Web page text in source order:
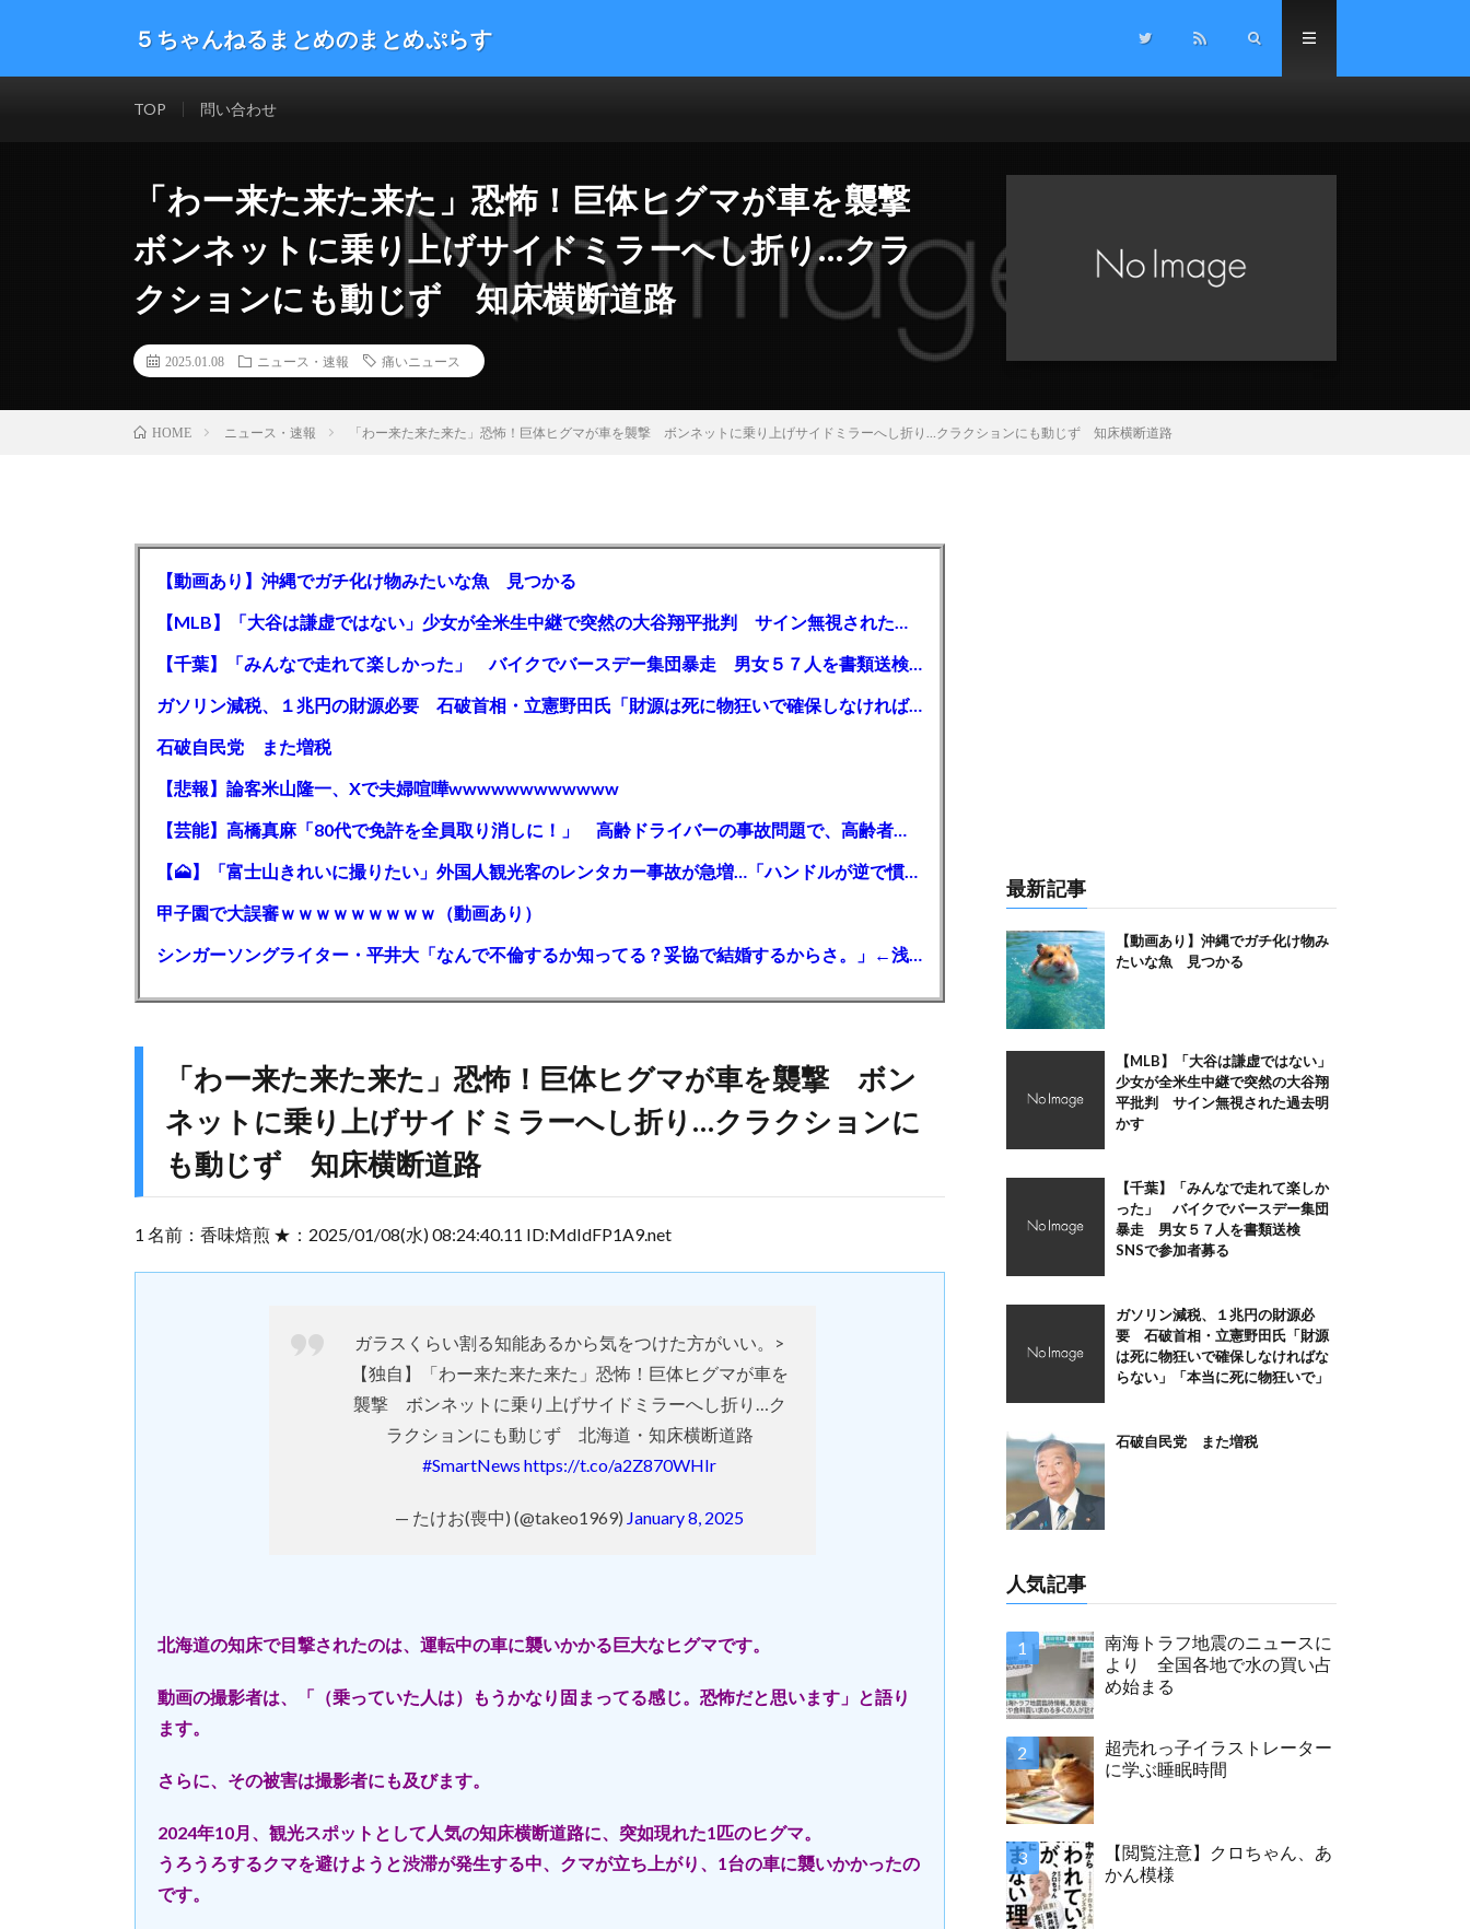
５ちゃんねるまとめのまとめぷらす
した。ネタ・速報 エンタメ 生活 趣味 漫画アニメ ゲーム サイエンス マネー 海外の反応
TOP 問い合わせ
「わー来た来た来た」恐怖！巨体ヒグマが車を襲撃
ボンネットに乗り上げサイドミラーへし折り…クラ
クションにも動じず 知床横断道路
2025.01.08 ニュース・速報 痛いニュース
HOME ニュース・速報 「わー来た来た来た」恐怖！巨体ヒグマが車を襲撃 ボンネットに乗り上げサイドミラーへし折り…クラクションにも動じず 知床横断道路
【動画あり】沖縄でガチ化け物みたいな魚 見つかる
【MLB】「大谷は謙虚ではない」少女が全米生中継で突然の大谷翔平批判 サイン無視された過去明かす
【千葉】「みんなで走れて楽しかった」 バイクでバースデー集団暴走 男女５７人を書類送検 SNSで参加者募る
ガソリン減税、１兆円の財源必要 石破首相・立憲野田氏「財源は死に物狂いで確保しなければならない」「本当に死に物狂いで」
石破自民党 また増税
【悲報】論客米山隆一、Xで夫婦喧嘩wwwwwwwwwwww
【芸能】高橋真麻「80代で免許を全員取り消しに！」 高齢ドライバーの事故問題で、高齢者の運転免許取り消し法を提案
【🗻】「富士山きれいに撮りたい」外国人観光客のレンタカー事故が急増…「ハンドルが逆で慣れず」、道の狭さも
甲子園で大誤審ｗｗｗｗｗｗｗｗｗ（動画あり）
シンガーソングライター・平井大「なんで不倫するか知ってる？妥協で結婚するからさ。」←浅すぎると大炎上
「わー来た来た来た」恐怖！巨体ヒグマが車を襲撃 ボン
ネットに乗り上げサイドミラーへし折り…クラクションに
も動じず 知床横断道路
1 名前：香味焙煎 ★：2025/01/08(水) 08:24:40.11 ID:MdIdFP1A9.net
ガラスくらい割る知能あるから気をつけた方がいい。>
【独自】「わー来た来た来た」恐怖！巨体ヒグマが車を
襲撃 ボンネットに乗り上げサイドミラーへし折り…ク
ラクションにも動じず 北海道・知床横断道路
#SmartNews https://t.co/a2Z870WHIr
— たけお(喪中) (@takeo1969) January 8, 2025
北海道の知床で目撃されたのは、運転中の車に襲いかかる巨大なヒグマです。
動画の撮影者は、「（乗っていた人は）もうかなり固まってる感じ。恐怖だと思います」と語り
ます。
さらに、その被害は撮影者にも及びます。
2024年10月、観光スポットとして人気の知床横断道路に、突如現れた1匹のヒグマ。
うろうろするクマを避けようと渋滞が発生する中、クマが立ち上がり、1台の車に襲いかかったの
です。
最新記事
【動画あり】沖縄でガチ化け物み
たいな魚 見つかる
【MLB】「大谷は謙虚ではない」
少女が全米生中継で突然の大谷翔
平批判 サイン無視された過去明
かす
【千葉】「みんなで走れて楽しか
った」 バイクでバースデー集団
暴走 男女５７人を書類送検
SNSで参加者募る
ガソリン減税、１兆円の財源必
要 石破首相・立憲野田氏「財源
は死に物狂いで確保しなければな
らない」「本当に死に物狂いで」
石破自民党 また増税
人気記事
南海トラフ地震のニュースに
より 全国各地で水の買い占
め始まる
超売れっ子イラストレーター
に学ぶ睡眠時間
【閲覧注意】クロちゃん、あ
かん模様